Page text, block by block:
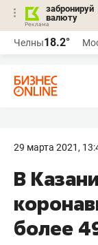
забронируй
валюту
Челны18.2°
29 марта 2021,
В
более